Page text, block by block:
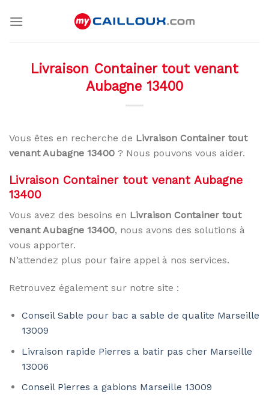
Livraison Container tout venant
Aubagne 13400
Vous êtes en recherche de Livraison Container tout
venant Aubagne 13400 ? Nous pouvons vous aider.
Livraison Container tout venant Aubagne
13400
Vous avez des besoins en Livraison Container tout
venant Aubagne 13400, nous avons des solutions à
vous apporter.
N’attendez plus pour faire appel à nos services.
Retrouvez également sur notre site :
Conseil Sable pour bac a sable de qualite Marseille
13009
Livraison rapide Pierres a batir pas cher Marseille
13006
Conseil Pierres a gabions Marseille 13009